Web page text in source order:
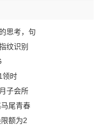
思考，句
纹识别
领时
子会所
尾青春
额为2